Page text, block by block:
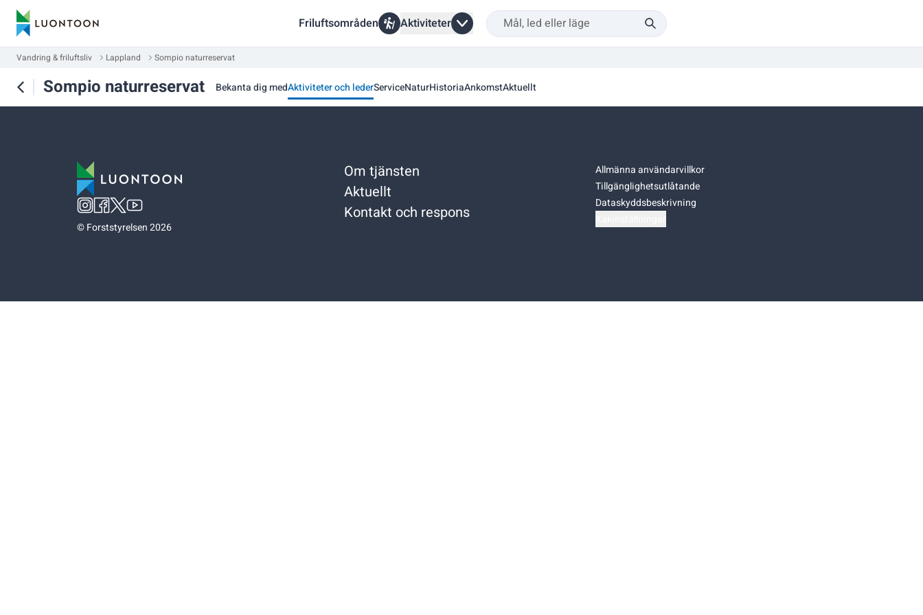
Friluftsområden Aktiviteter
Vandring & friluftsliv Lappland Sompio naturreservat
Sompio naturreservat Bekanta dig medAktiviteter och lederServiceNaturHistoriaAnkomstAktuellt
©Forststyrelsen 2026
Om tjänsten
Aktuellt
Kontakt och respons
Allmänna användarvillkor
Tillgänglighetsutlåtande
Dataskyddsbeskrivning